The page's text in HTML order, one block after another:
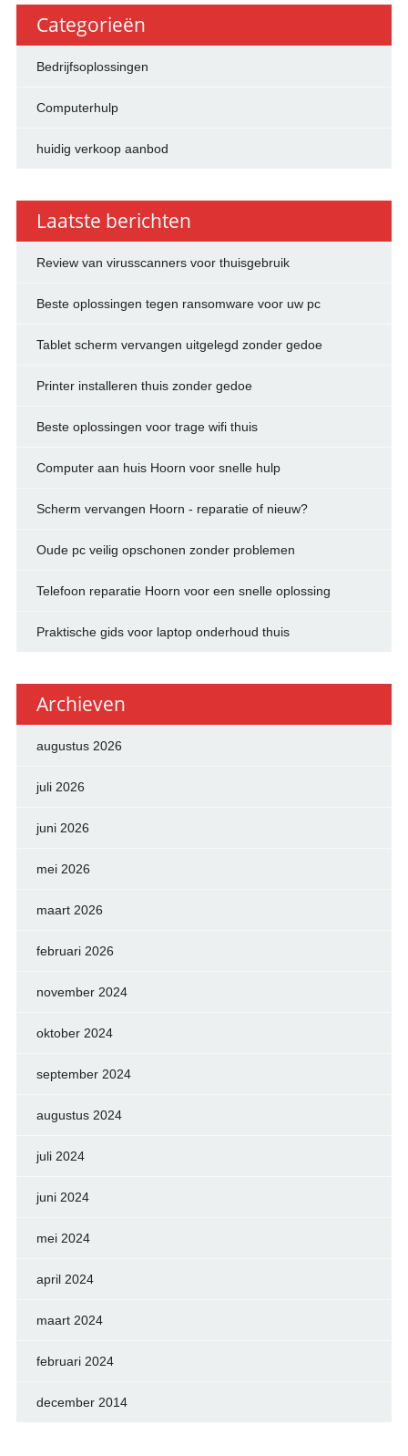
Categorieën
Bedrijfsoplossingen
Computerhulp
huidig verkoop aanbod
Laatste berichten
Review van virusscanners voor thuisgebruik
Beste oplossingen tegen ransomware voor uw pc
Tablet scherm vervangen uitgelegd zonder gedoe
Printer installeren thuis zonder gedoe
Beste oplossingen voor trage wifi thuis
Computer aan huis Hoorn voor snelle hulp
Scherm vervangen Hoorn - reparatie of nieuw?
Oude pc veilig opschonen zonder problemen
Telefoon reparatie Hoorn voor een snelle oplossing
Praktische gids voor laptop onderhoud thuis
Archieven
augustus 2026
juli 2026
juni 2026
mei 2026
maart 2026
februari 2026
november 2024
oktober 2024
september 2024
augustus 2024
juli 2024
juni 2024
mei 2024
april 2024
maart 2024
februari 2024
december 2014